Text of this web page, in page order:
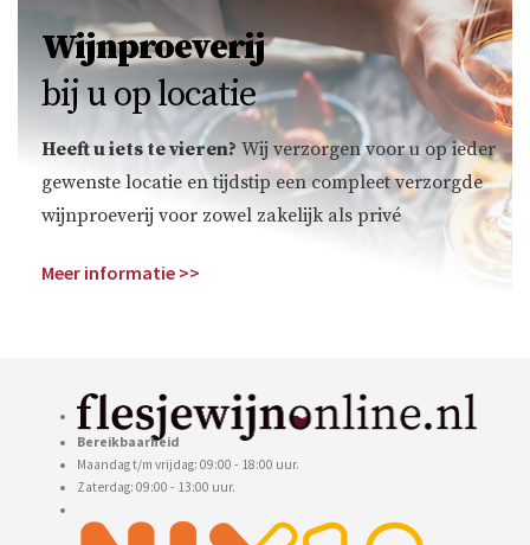
Wijnproeverij
bij u op locatie
Heeft u iets te vieren? Wij verzorgen voor u op ieder
gewenste locatie en tijdstip een compleet verzorgde
wijnproeverij voor zowel zakelijk als privé
Meer informatie >>
Bereikbaarheid
Maandag t/m vrijdag: 09:00 - 18:00 uur.
Zaterdag: 09:00 - 13:00 uur.